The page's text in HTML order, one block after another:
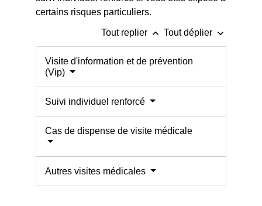
certains risques particuliers.
Tout replier keyboard_arrow_up Tout déplier keyboard_arrow_down
Visite d'information et de prévention
(Vip)
Suivi individuel renforcé
Cas de dispense de visite médicale
Autres visites médicales